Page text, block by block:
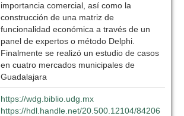
importancia comercial, así como la
construcción de una matriz de
funcionalidad económica a través de un
panel de expertos o método Delphi.
Finalmente se realizó un estudio de casos
en cuatro mercados municipales de
Guadalajara
https://wdg.biblio.udg.mx
https://hdl.handle.net/20.500.12104/84206